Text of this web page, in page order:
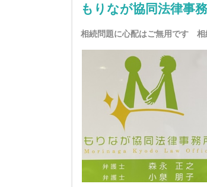
もりなが協同法律事
相続問題に心配はご無用です 相